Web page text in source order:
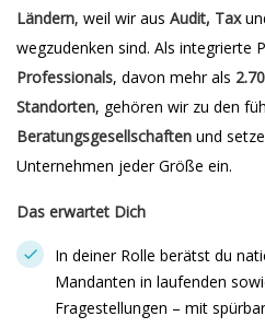
Ländern, weil wir aus Audit, Tax
wegzudenken sind. Als integrierte
Professionals, davon mehr als
Standorten, gehören wir zu den
Beratungsgesellschaften und
Unternehmen jeder Größe ein.
Das erwartet Dich
In deiner Rolle berätst du
Mandanten in laufenden
Fragestellungen – mit